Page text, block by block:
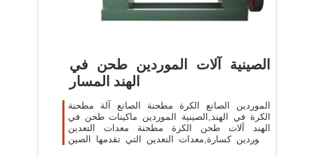
الصينية آلات الموردين طحن في
الهند المسار
الموردين الصانع الكرة مطحنة الصانع آلة مطحنة
الكرة في الهند,الصينية الموردين ماكينات طحن في
الهند آلات طحن الكرة مطحنة معدات التعدين
الموردين كسارة,معدات التعدين التي تقدمها الصين